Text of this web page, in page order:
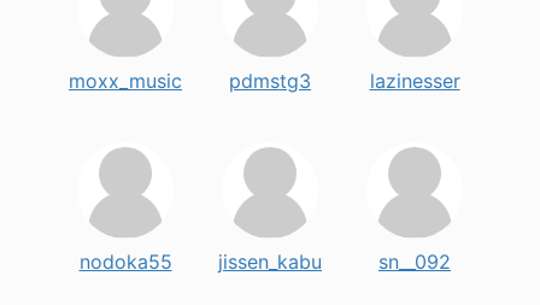
moxx_music pdmstg3 lazinesser
nodoka55 jissen_kabu sn__092